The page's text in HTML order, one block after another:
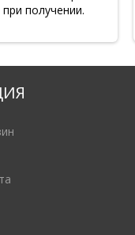
получении.